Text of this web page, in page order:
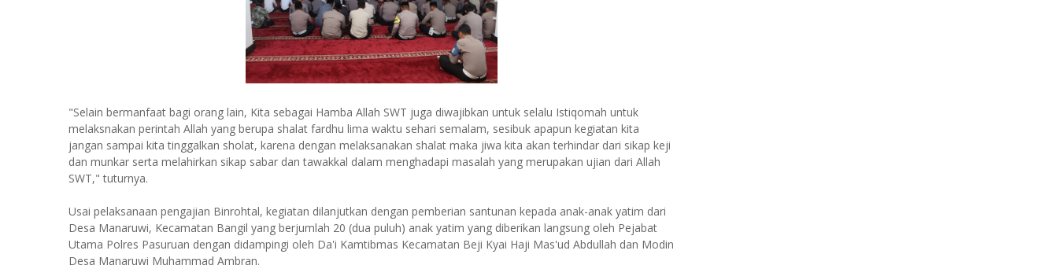
"Selain bermanfaat bagi orang lain, Kita sebagai Hamba Allah SWT juga diwajibkan untuk selalu Istiqomah untuk
melaksnakan perintah Allah yang berupa shalat fardhu lima waktu sehari semalam, sesibuk apapun kegiatan kita
jangan sampai kita tinggalkan sholat, karena dengan melaksanakan shalat maka jiwa kita akan terhindar dari sikap keji
dan munkar serta melahirkan sikap sabar dan tawakkal dalam menghadapi masalah yang merupakan ujian dari Allah
SWT," tuturnya.
Usai pelaksanaan pengajian Binrohtal, kegiatan dilanjutkan dengan pemberian santunan kepada anak-anak yatim dari
Desa Manaruwi, Kecamatan Bangil yang berjumlah 20 (dua puluh) anak yatim yang diberikan langsung oleh Pejabat
Utama Polres Pasuruan dengan didampingi oleh Da'i Kamtibmas Kecamatan Beji Kyai Haji Mas'ud Abdullah dan Modin
Desa Manaruwi Muhammad Ambran.